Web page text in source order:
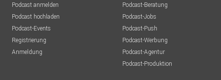
Podcast anmelden
Podcast hochladen
Podcast-Events
Registrierung
Anmeldung
Podcast-Beratung
Podcast-Jobs
Podcast-Push
Podcast-Werbung
Podcast-Agentur
Podcast-Produktion